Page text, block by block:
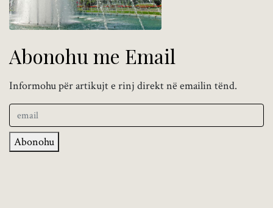
Abonohu me Email
Informohu për artikujt e rinj direkt në emailin tënd.
Abonohu